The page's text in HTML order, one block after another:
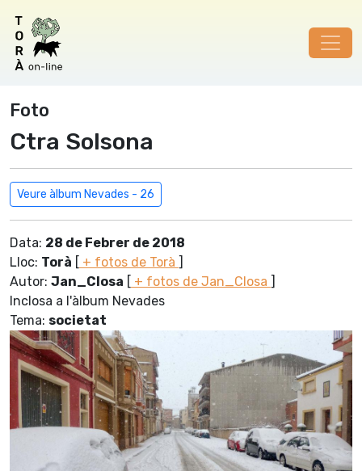
Foto
Ctra Solsona
Veure àlbum Nevades - 26
Data: 28 de Febrer de 2018
Lloc: Torà [ + fotos de Torà ]
Autor: Jan_Closa [ + fotos de Jan_Closa ]
Inclosa a l'àlbum Nevades
Tema: societat